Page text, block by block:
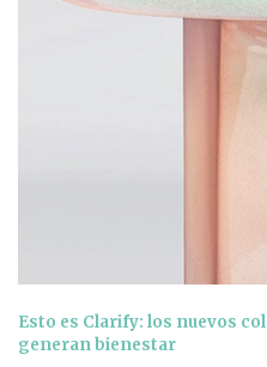
Esto es Clarify: los nuevos
generan bienestar